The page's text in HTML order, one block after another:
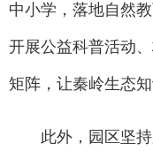
中小学，落地自然
开展公益科普活动
矩阵，让秦岭生态
此外，园区坚持